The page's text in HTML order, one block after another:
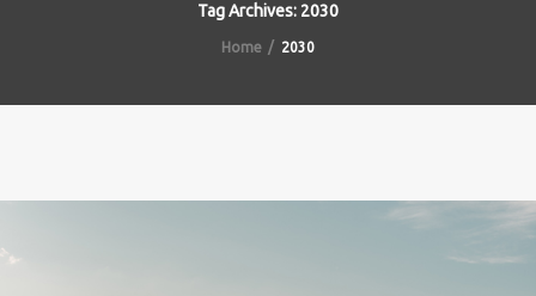
Tag Archives: 2030
Home 2030